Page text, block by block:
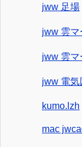
jww 足場
jww 雲マ
jww 雲マ
jww 電気
kumo.lzh
mac